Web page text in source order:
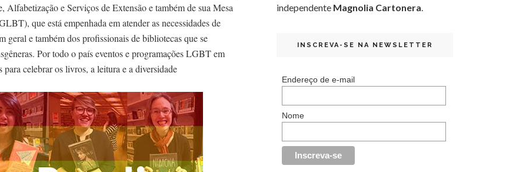
e Serviços de Extensão e também de sua Mesa
que está empenhada em atender as necessidades de
e também dos profissionais de bibliotecas que se
Por todo o país eventos e programações LGBT em
celebrar os livros, a leitura e a diversidade
independente Magnolia Cartonera.
INSCREVA-SE NA NEWSLETTER
Endereço de e-mail
Nome